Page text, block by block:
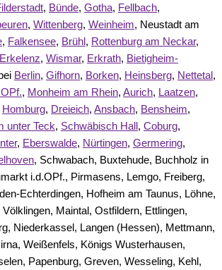
, Bünde, Gotha, Fellbach,
, Wittenberg, Weinheim, Neustadt am
, Falkensee, Brühl , Rottenburg am Neckar,
Erkelenz, Wismar, Erkrath, Bietigheim-
Berlin, Gifhorn, Borken, Heinsberg, Nettetal,
, Monheim am Rhein, Aurich, Laatzen,
Homburg, Dreieich, Ansbach, Bensheim,
unter Teck, Schwäbisch Hall , Coburg,
, Eberswalde, Nürtingen, Germering,
, Schwabach, Buxtehude, Buchholz in
i.d.OPf., Pirmasens, Lemgo, Freiberg,
Echterdingen, Hofheim am Taunus, Löhne,
Maintal, Ostfildern, Ettlingen,
Niederkassel, Langen (Hessen), Mettmann,
Weißenfels, Königs Wusterhausen,
Papenburg, Greven, Wesseling, Kehl,